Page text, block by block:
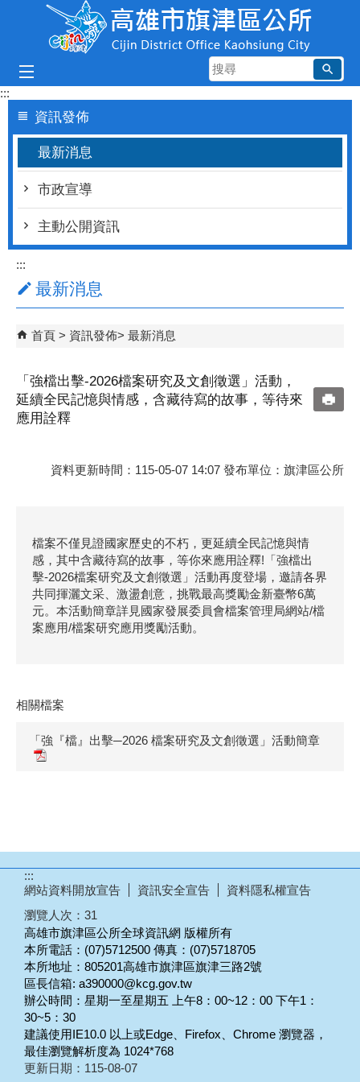
跳到主要內容區塊
搜
尋
:::
資訊發佈
最新消息
市政宣導
主動公開資訊
:::
最新消息
首頁 資訊發佈 最新消息
「強檔出擊-2026檔案研究及文創徵選」活動，
延續全民記憶與情感，含藏待寫的故事，等待來
應用詮釋
資料更新時間：115-05-07 14:07 發布單位：旗津區公所
檔案不僅見證國家歷史的不朽，更延續全民記憶與情
感，其中含藏待寫的故事，等你來應用詮釋!「強檔出
擊-2026檔案研究及文創徵選」活動再度登場，邀請各界
共同揮灑文采、激盪創意，挑戰最高獎勵金新臺幣6萬
元。本活動簡章詳見國家發展委員會檔案管理局網站/檔
案應用/檔案研究應用獎勵活動。
相關檔案
「強『檔』出擊─2026 檔案研究及文創徵選」活動簡章
:::
網站資料開放宣告
資訊安全宣告
資料隱私權宣告
瀏覽人次： 31
高雄市旗津區公所全球資訊網 版權所有
本所電話：(07)5712500 傳真：(07)5718705
本所地址：805201高雄市旗津區旗津三路2號
區長信箱: a390000@kcg.gov.tw
辦公時間：星期一至星期五 上午8：00~12：00 下午1：
30~5：30
建議使用IE10.0 以上或Edge、Firefox、Chrome 瀏覽器，
最佳瀏覽解析度為 1024*768
更新日期： 115-08-07